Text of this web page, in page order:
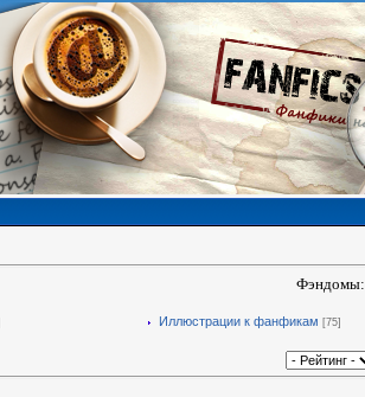
Фэндомы:
Иллюстрации к фанфикам [75]